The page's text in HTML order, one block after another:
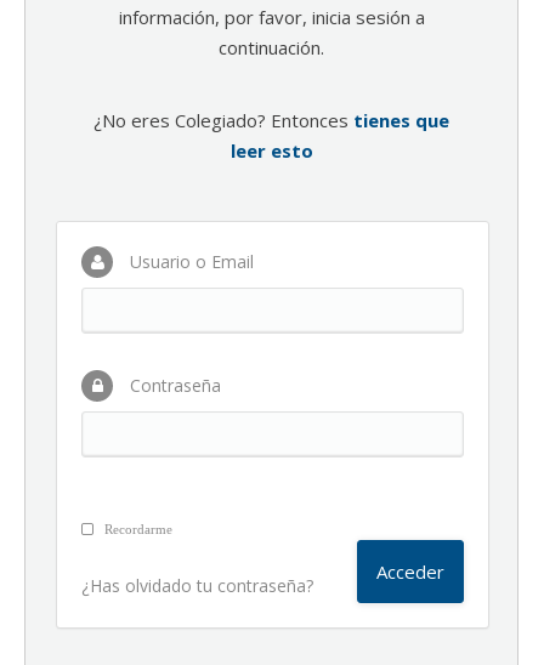
información, por favor, inicia sesión a
continuación.
¿No eres Colegiado? Entonces tienes que
leer esto
Usuario o Email
Contraseña
Recordarme
¿Has olvidado tu contraseña?